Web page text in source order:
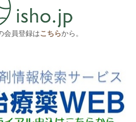
会員登録はこちらから。